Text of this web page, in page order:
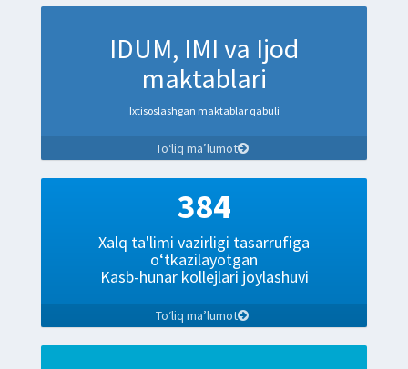
IDUM, IMI va Ijod
maktablari
Ixtisoslashgan maktablar qabuli
To‘liq ma’lumot
384
Xalq ta'limi vazirligi tasarrufiga
o‘tkazilayotgan
Kasb-hunar kollejlari joylashuvi
To‘liq ma’lumot